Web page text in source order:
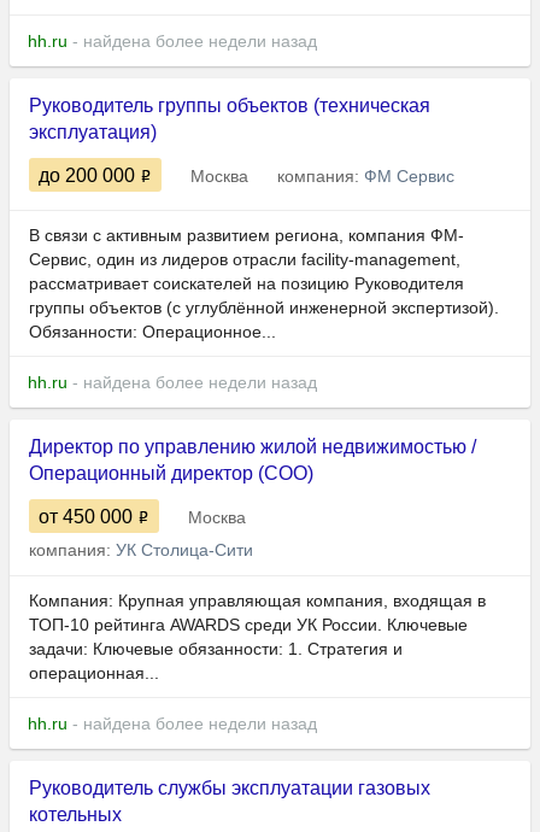
hh.ru - найдена более недели назад
Руководитель группы объектов (техническая
эксплуатация)
до 200 000 Москва компания: ФМ Сервис
В связи с активным развитием региона, компания ФМ-
Сервис, один из лидеров отрасли facility-management,
рассматривает соискателей на позицию Руководителя
группы объектов (с углублённой инженерной экспертизой).
Обязанности: Операционное...
hh.ru - найдена более недели назад
Директор по управлению жилой недвижимостью /
Операционный директор (COO)
от 450 000
Москва
компания: УК Столица-Сити
Компания: Крупная управляющая компания, входящая в
ТОП-10 рейтинга AWARDS среди УК России. Ключевые
задачи: Ключевые обязанности: 1. Стратегия и
операционная...
hh.ru - найдена более недели назад
Руководитель службы эксплуатации газовых
котельных